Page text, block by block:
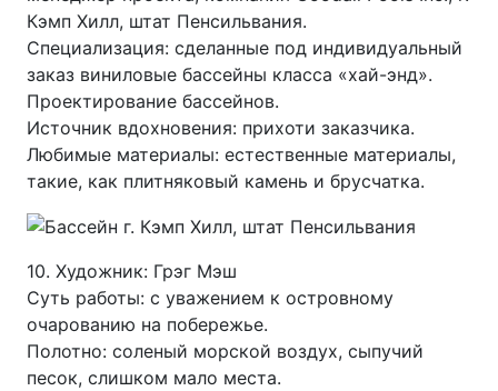
Кэмп Хилл, штат Пенсильвания.
Специализация: сделанные под индивидуальный
заказ виниловые бассейны класса «хай-энд».
Проектирование бассейнов.
Источник вдохновения: прихоти заказчика.
Любимые материалы: естественные материалы,
такие, как плитняковый камень и брусчатка.
10. Художник: Грэг Мэш
Суть работы: с уважением к островному
очарованию на побережье.
Полотно: соленый морской воздух, сыпучий
песок, слишком мало места.